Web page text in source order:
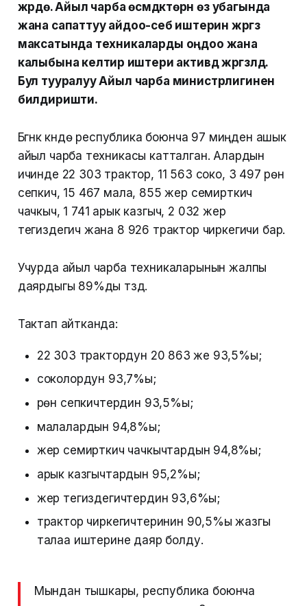
жүрүүдө. Айыл чарба өсүмдүктөрүн өз убагында
жана сапаттуу айдоо-себүү иштерин жүргүзүү
максатында техникаларды оңдоо жана
калыбына келтирүү иштери активдүү жүргүзүлдү.
Бул тууралуу Айыл чарба министрлигинен
билдиришти.
Бүгүнкү күндө республика боюнча 97 миңден ашык
айыл чарба техникасы катталган. Алардын
ичинде 22 303 трактор, 11 563 соко, 3 497 үрөн
сепкич, 15 467 мала, 855 жер семирткич
чачкыч, 1 741 арык казгыч, 2 032 жер
тегиздегич жана 8 926 трактор чиркегичи бар.
Учурда айыл чарба техникаларынын жалпы
даярдыгы 89%ды түздү.
Тактап айтканда:
22 303 трактордун 20 863ү же 93,5%ы;
соколордун 93,7%ы;
үрөн сепкичтердин 93,5%ы;
малалардын 94,8%ы;
жер семирткич чачкычтардын 94,8%ы;
арык казгычтардын 95,2%ы;
жер тегиздегичтердин 93,6%ы;
трактор чиркегичтеринин 90,5%ы жазгы
талаа иштерине даяр болду.
Мындан тышкары, республика боюнча